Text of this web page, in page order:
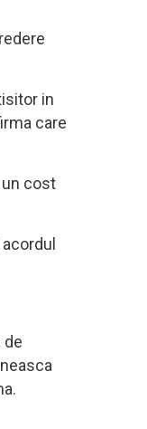
in
care
cost
de